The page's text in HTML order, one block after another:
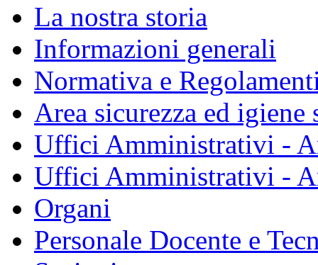
La nostra storia
Informazioni generali
Normativa e
Area sicurezza ed igiene
Uffici Amministrativi -
Uffici Amministrativi -
Organi
Personale Docente e